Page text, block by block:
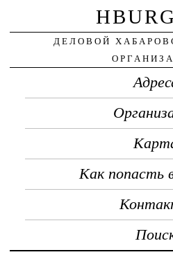
ДЕЛОВОЙ
Как попасть